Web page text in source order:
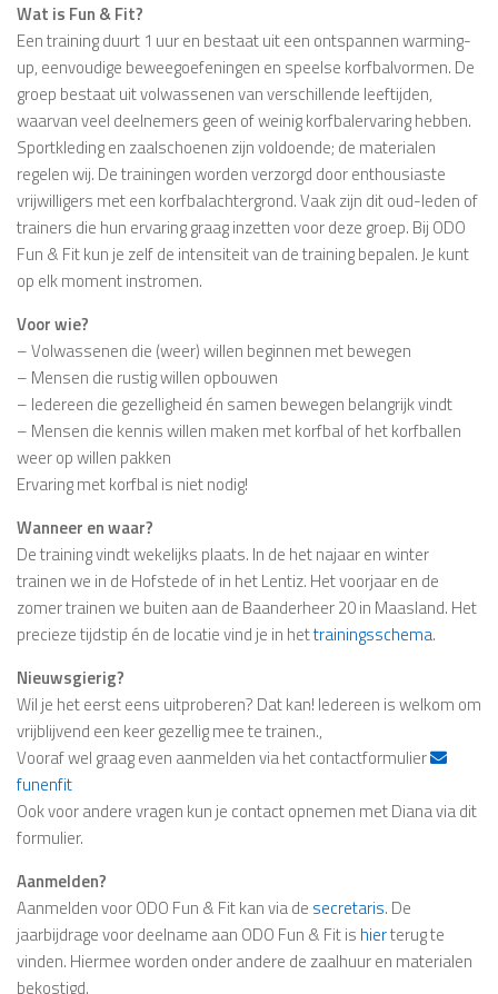
Wat is Fun & Fit?
Een training duurt 1 uur en bestaat uit een ontspannen warming-
up, eenvoudige beweegoefeningen en speelse korfbalvormen. De
groep bestaat uit volwassenen van verschillende leeftijden,
waarvan veel deelnemers geen of weinig korfbalervaring hebben.
Sportkleding en zaalschoenen zijn voldoende; de materialen
regelen wij. De trainingen worden verzorgd door enthousiaste
vrijwilligers met een korfbalachtergrond. Vaak zijn dit oud-leden of
trainers die hun ervaring graag inzetten voor deze groep. Bij ODO
Fun & Fit kun je zelf de intensiteit van de training bepalen. Je kunt
op elk moment instromen.
Voor wie?
– Volwassenen die (weer) willen beginnen met bewegen
– Mensen die rustig willen opbouwen
– Iedereen die gezelligheid én samen bewegen belangrijk vindt
– Mensen die kennis willen maken met korfbal of het korfballen
weer op willen pakken
Ervaring met korfbal is niet nodig!
Wanneer en waar?
De training vindt wekelijks plaats. In de het najaar en winter
trainen we in de Hofstede of in het Lentiz. Het voorjaar en de
zomer trainen we buiten aan de Baanderheer 20 in Maasland. Het
precieze tijdstip én de locatie vind je in hettrainingsschema.
Nieuwsgierig?
Wil je het eerst eens uitproberen? Dat kan! Iedereen is welkom om
vrijblijvend een keer gezellig mee te trainen.,
Vooraf wel graag even aanmelden via het contactformulier
funenfit
Ook voor andere vragen kun je contact opnemen met Diana via dit
formulier.
Aanmelden?
Aanmelden voor ODO Fun & Fit kan via de secretaris. De
jaarbijdrage voor deelname aan ODO Fun & Fit is hierterug te
vinden. Hiermee worden onder andere de zaalhuur en materialen
bekostigd.